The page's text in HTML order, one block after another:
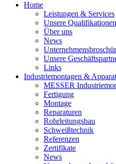
Home
Leistungen & Services
Unsere Qualifikationen
Über uns
News
Unsere
Links
Industriemontagen &
MESSER
Fertigung
Montage
Reparaturen
Rohrleitungsbau
Schweißtechnik
Referenzen
Zertifikate
News